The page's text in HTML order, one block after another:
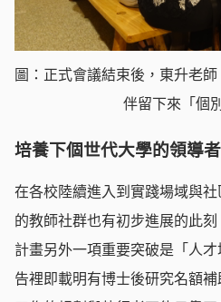
圖：正式會議結束後，東升老
伴留下來「個
培養下個世代大學的領導者
在各校陸續進入到實踐場域與
的教師社群也有初步進展的此
計畫另外一項重要突破是「人
告裡即載明有博士後研究名額